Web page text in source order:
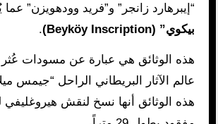
“إيبرهارد زانجر” و”فريد وودهويزن”
بيكوي” (Beyköy Inscription)
.
هذه الوثائق هي عبارة عن مسودات عُثر
عالم الآثار البريطاني الراحل “جيمس